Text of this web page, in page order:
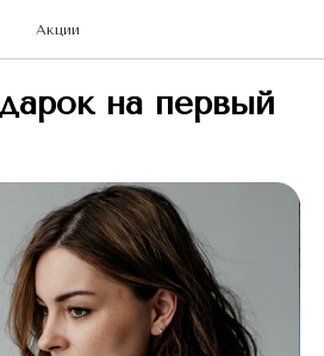
Акции
на первый